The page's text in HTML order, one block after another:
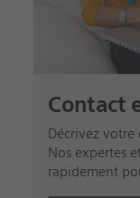
Contact
Décrivez votre
Nos expertes
rapidement